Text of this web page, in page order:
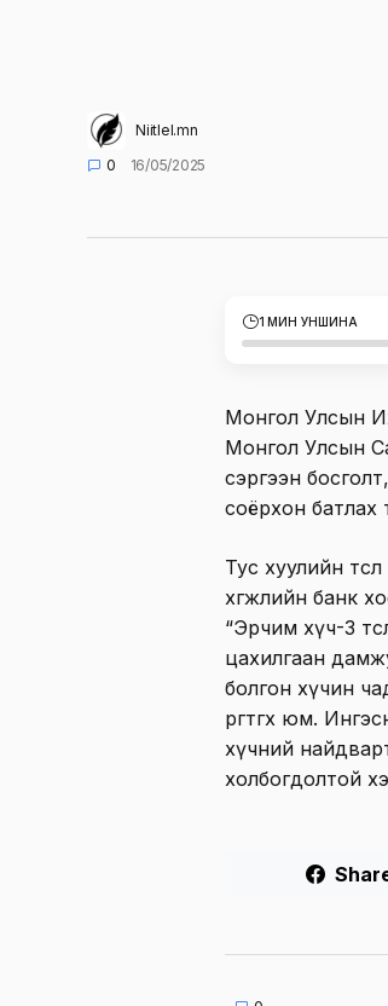
Niitlel.mn
0
16/05/2025
1 МИН УНШИНА
Монгол Улсын Их
Монгол Улсын
сэргээн
соёрхон батлах
Тус хуулийн
хөгжлийн банк
“Эрчим хүч-3
цахилгаан
болгон хүчин
өргөтгөх юм.
хүчний
холбогдолтой